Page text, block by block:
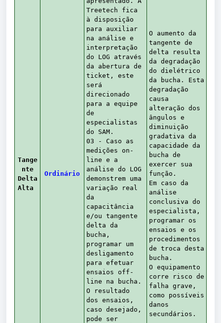
Tange
nte
Delta
Alta
Ordinário
Treetech fica
à disposição
para auxiliar
na análise e
interpretação
do LOG através
da abertura de
ticket, este
será
direcionado
para a equipe
de
especialistas
do SAM.
03 - Caso as
medições on-
line e a
análise do LOG
demonstrem uma
variação real
da
capacitância
e/ou tangente
delta da
bucha,
programar um
desligamento
para efetuar
ensaios off-
line na bucha.
O resultado
dos ensaios,
caso desejado,
pode ser
O aumento da
tangente de
delta resulta
da degradação
do dielétrico
da bucha. Esta
degradação
causa
alteração dos
ângulos e
diminuição
gradativa da
capacidade da
bucha de
exercer sua
função.
Em caso da
análise
conclusiva do
especialista,
programar os
ensaios e os
procedimentos
de troca desta
bucha.
O equipamento
corre risco de
falha grave,
como possíveis
danos
secundários.